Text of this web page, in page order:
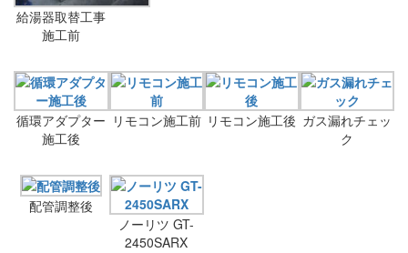
給湯器取替工事
施工前
循環アダプター
施工後
リモコン施工前 リモコン施工後 ガス漏れチェッ
ク
配管調整後
ノーリツ GT-
2450SARX